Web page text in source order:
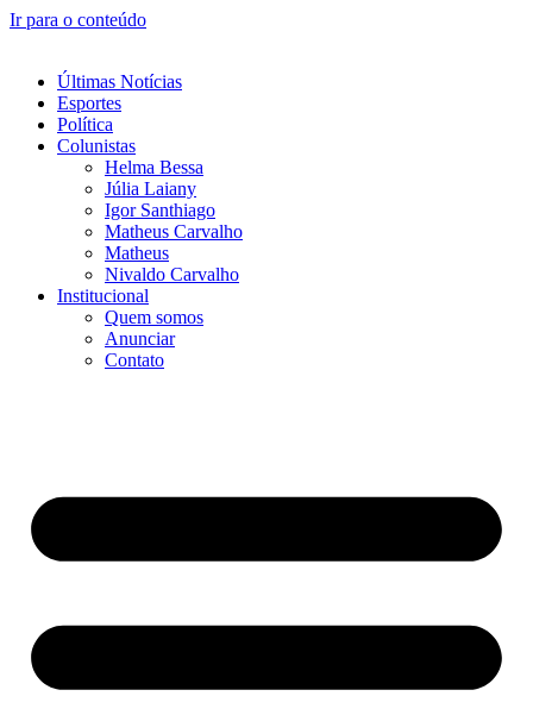
Ir para o conteúdo
Últimas Notícias
Esportes
Política
Colunistas
Helma Bessa
Júlia Laiany
Igor Santhiago
Matheus Carvalho
Matheus
Nivaldo Carvalho
Institucional
Quem somos
Anunciar
Contato